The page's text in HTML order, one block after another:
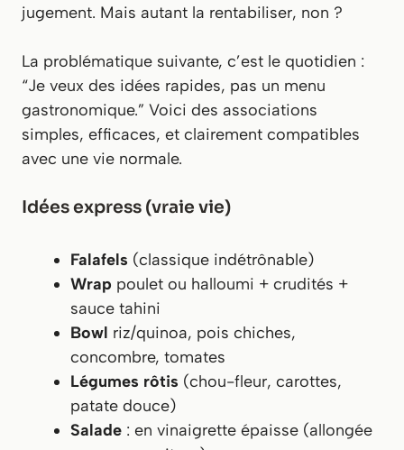
jugement. Mais autant la rentabiliser, non ?
La problématique suivante, c’est le quotidien :
“Je veux des idées rapides, pas un menu
gastronomique.” Voici des associations
simples, efficaces, et clairement compatibles
avec une vie normale.
Idées express (vraie vie)
Falafels (classique indétrônable)
Wrap poulet ou halloumi + crudités +
sauce tahini
Bowl riz/quinoa, pois chiches,
concombre, tomates
Légumes rôtis (chou-fleur, carottes,
patate douce)
Salade : en vinaigrette épaisse (allongée